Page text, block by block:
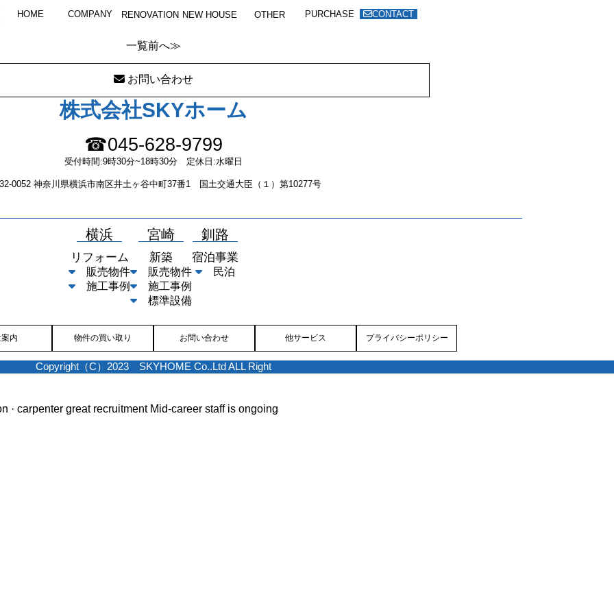
HOME COMPANY RENOVATION NEW HOUSE OTHER PURCHASE CONTACT
CIMG7869
一覧前へ≫
お問い合わせ
株式会社SKYホーム
☎045-628-9799
受付時間:9時30分~18時30分 定休日:水曜日
0052 神奈川県横浜市南区井土ヶ谷中町37番1 国土交通大臣（１）第10277号
横浜
リフォーム
販売物件
施工事例
宮崎
新築
販売物件
施工事例
標準設備
釧路
宿泊事業
民泊
内 物件の買い取り お問い合わせ 他サービス プライバシーポリシー
Copyright（C）2023 SKYHOME Co..Ltd ALL Right
· carpenter great recruitment Mid-career staff is ongoing